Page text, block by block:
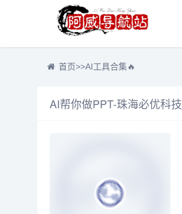
首页>>AI工具合集🔥
AI帮你做PPT-珠海必优科